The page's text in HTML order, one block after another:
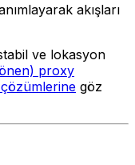
akışları
ve lokasyon
proxy
göz